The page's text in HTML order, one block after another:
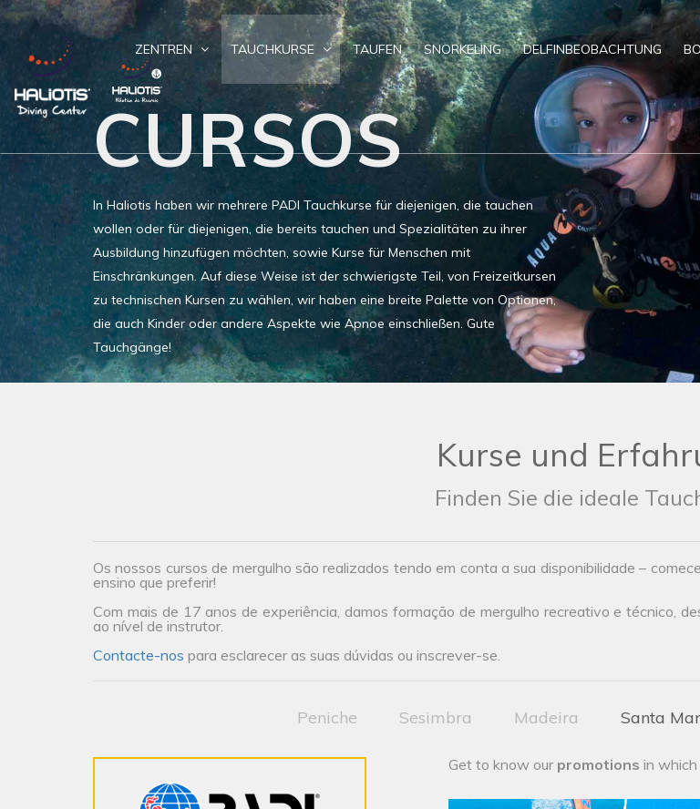
ZENTREN TAUCHKURSE TAUFEN SNORKELING DELFINBEOBACHTUNG
CURSOS
In Haliotis haben wir mehrere PADI Tauchkurse für diejenigen, die tauchen
wollen oder für diejenigen, die bereits tauchen und Spezialitäten zu ihrer
Ausbildung hinzufügen möchten, sowie Kurse für Menschen mit
Einschränkungen. Auf diese Weise ist der schwierigste Teil, von Freizeitkursen
zu technischen Kursen zu wählen, wir haben eine breite Palette von Optionen,
die auch Kinder oder andere Aspekte wie Apnoe einschließen. Gute
Tauchgänge!
Kurse und
Finden Sie die ideale
Os nossos cursos de mergulho são realizados tendo em conta a sua disponibilidade –
ensino que preferir!
Com mais de 17 anos de experiência, damos formação de mergulho recreativo e técnico,
ao nível de instrutor.
Contacte-nos para esclarecer as suas dúvidas ou inscrever-se.
Peniche Sesimbra Madeira Santa
Get to know our promotions in